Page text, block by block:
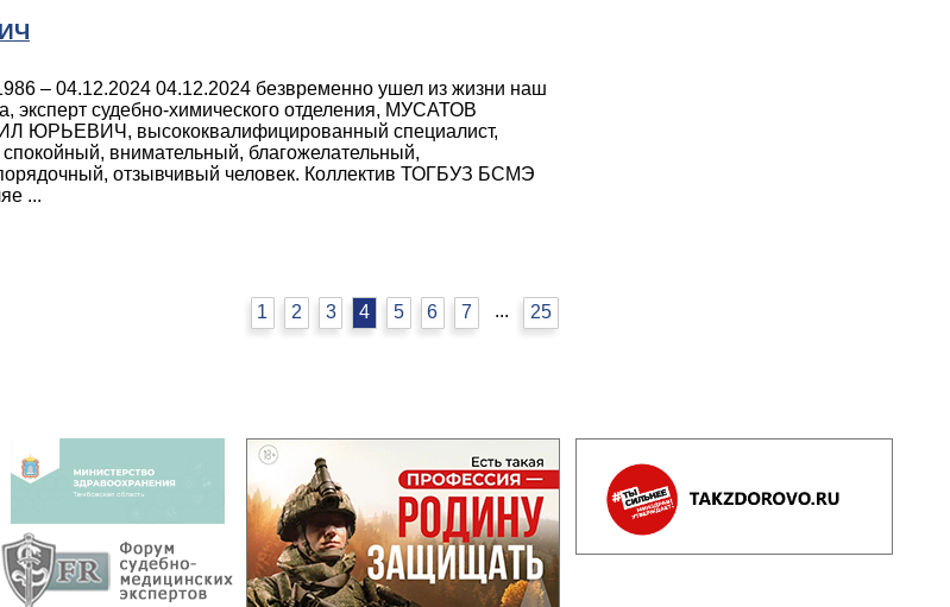
– 04.12.2024 04.12.2024 безвременно ушел из жизни наш
эксперт судебно-химического отделения, МУСАТОВ
ЮРЬЕВИЧ, высококвалифицированный специалист,
спокойный, внимательный, благожелательный,
отзывчивый человек. Коллектив ТОГБУЗ БСМЭ
...
1 2 3 4 5 6 7 ... 25